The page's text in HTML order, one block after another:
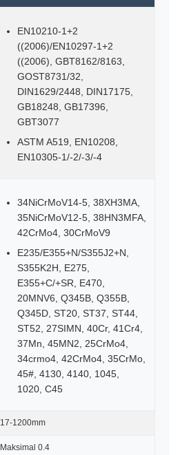
EN10210-1+2
((2006)/EN10297-1+2
((2006), GBT8162/8163,
GOST8731/32,
DIN1629/2448, DIN17175,
GB18248, GB17396,
GBT3077
ASTM A519, EN10208,
EN10305-1/-2/-3/-4
34NiCrMoV14-5, 38XH3MA,
35NiCrMoV12-5, 38HN3MFA,
42CrMo4, 30CrMoV9
E235/E355+N/S355J2+N,
S355K2H, E275,
E355+C/+SR, E470,
20MNV6, Q345B, Q355B,
Q345D, ST20, ST37, ST44,
ST52, 27SIMN, 40Cr, 41Cr4,
37Mn, 45MN2, 25CrMo4,
34crmo4, 42CrMo4, 35CrMo,
45#, 4130, 4140, 1045,
1020, C45
17-1200mm
Maksimal 0.4